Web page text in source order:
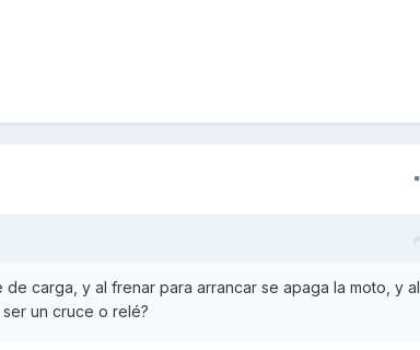
carga, y al frenar para arrancar se apaga la moto, y al
un cruce o relé?